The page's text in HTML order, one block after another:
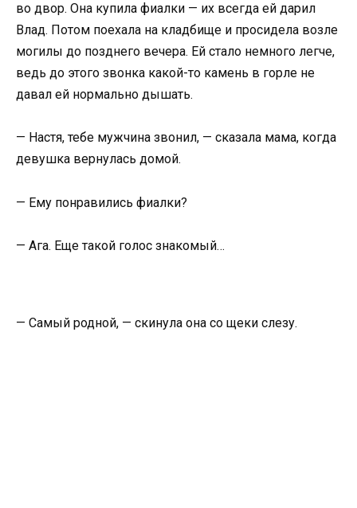
во двор. Она купила фиалки — их всегда ей дарил
Влад. Потом поехала на кладбище и просидела возле
могилы до позднего вечера. Ей стало немного легче,
ведь до этого звонка какой-то камень в горле не
давал ей нормально дышать.
— Настя, тебе мужчина звонил, — сказала мама, когда
девушка вернулась домой.
— Ему понравились фиалки?
— Ага. Еще такой голос знакомый…
— Самый родной, — скинула она со щеки слезу.